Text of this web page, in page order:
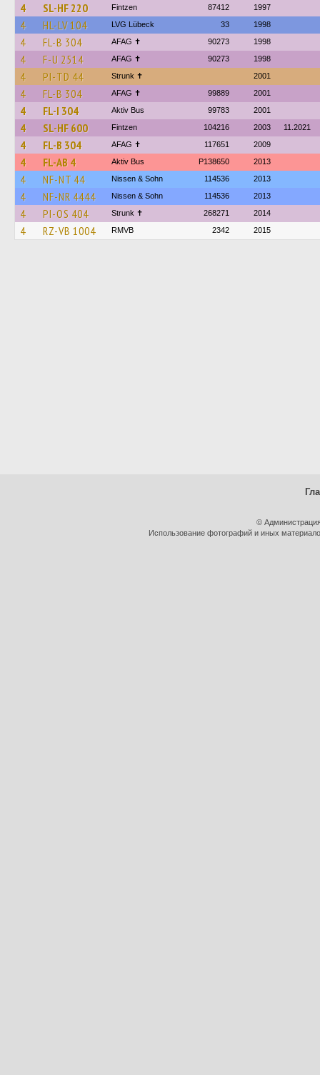
4 SL-HF 220 Fintzen 87412 1997
4 HL-LV 104 LVG Lübeck 33 1998
4 FL-B 304 AFAG ✝ 90273 1998
4 F-U 2514 AFAG ✝ 90273 1998
4 PI-TD 44 Strunk ✝ 2001
4 FL-B 304 AFAG ✝ 99889 2001
4 FL-I 304 Aktiv Bus 99783 2001
4 SL-HF 600 Fintzen 104216 2003 11.2021
4 FL-B 304 AFAG ✝ 117651 2009
4 FL-AB 4 Aktiv Bus P138650 2013
4 NF-NT 44 Nissen & Sohn 114536 2013
4 NF-NR 4444 Nissen & Sohn 114536 2013
4 PI-OS 404 Strunk ✝ 268271 2014
4 RZ-VB 1004 RMVB 2342 2015
©
Использование фотографий и иных